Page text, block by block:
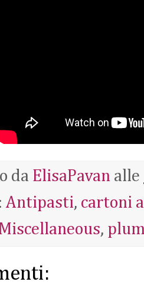
da ElisaPavan alle
Antipasti, cartoni
,